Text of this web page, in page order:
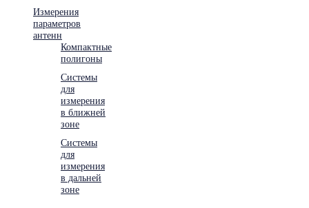
Измерения
параметров
антенн
Компактные
полигоны
Системы
для
измерения
в ближней
зоне
Системы
для
измерения
в дальней
зоне